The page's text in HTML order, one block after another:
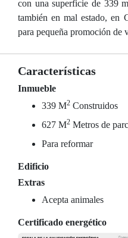
con una superficie de 339
también en mal estado, en
para pequeña promoción de
Características
Inmueble
339 M2 Construidos
627 M2 Metros de
Para reformar
Edificio
Extras
Acepta animales
Certificado energético